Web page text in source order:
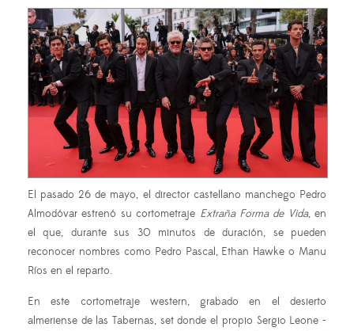
El pasado 26 de mayo, el director castellano manchego Pedro
Almodóvar estrenó su cortometraje Extraña Forma de Vida, en
el que, durante sus 30 minutos de duración, se pueden
reconocer nombres como Pedro Pascal, Ethan Hawke o Manu
Ríos en el reparto.
En este cortometraje western, grabado en el desierto
almeriense de las Tabernas, set donde el propio Sergio Leone -